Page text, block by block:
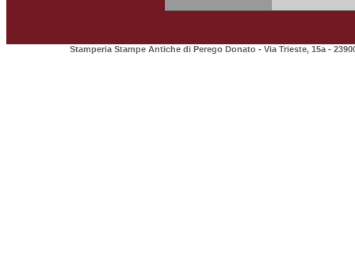
Stamperia Stampe Antiche di Perego Donato - Via Trieste, 15a -